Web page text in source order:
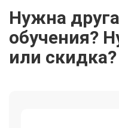
Нужна
обучения?
или скидка?